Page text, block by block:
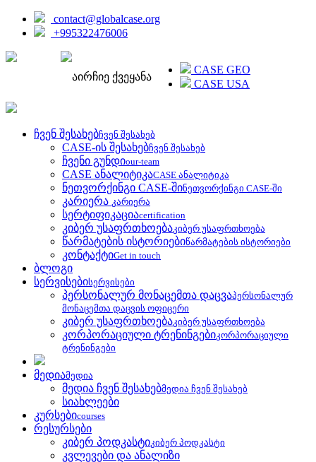
contact@globalcase.org
+995322476006
აირჩიე ქვეყანა
CASE GEO
CASE USA
ჩვენ შესახებჩვენ შესახებ
CASE-ის შესახებჩვენ შესახებ
ჩვენი გუნდიour-team
CASE ანალიტიკაCASE ანალიტიკა
ნეთვორქინგი CASE-შინეთვორქინგი CASE-ში
კარიერა კარიერა
სერტიფიკაციაcertification
კიბერ უსაფრთხოებაკიბერ უსაფრთხოება
წარმატების ისტორიებიწარმატების ისტორიები
კონტაქტიGet in touch
ბლოგი
სერვისებისერვისები
პერსონალურ მონაცემთა დაცვაპერსონალურ
მონაცემთა დაცვის ოფიცერი
კიბერ უსაფრთხოებაკიბერ უსაფრთხოება
კორპორაციული ტრენინგებიკორპორაციული
ტრენინგები
მედიამედია
მედია ჩვენ შესახებმედია ჩვენ შესახებ
სიახლეები
კურსებიcourses
რესურსები
კიბერ პოდკასტიკიბერ პოდკასტი
კვლევები და ანალიზი